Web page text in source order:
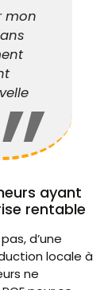
mon
ayant
rentable
d’une
locale à
ne